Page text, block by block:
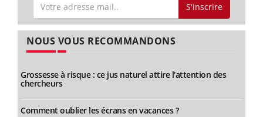
S'inscrire
NOUS VOUS RECOMMANDONS
Grossesse à risque : ce jus naturel attire l'attention des
chercheurs
Comment oublier les écrans en vacances ?